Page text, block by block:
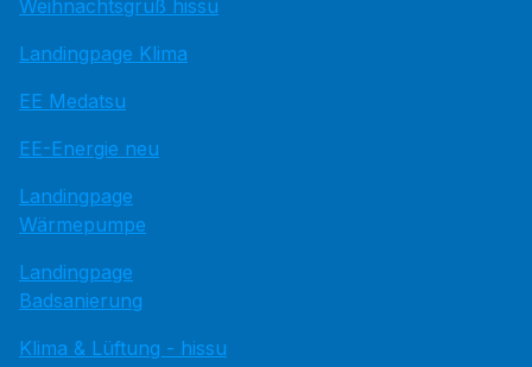
Weihnachtsgruß hissu
Landingpage Klima
EE Medatsu
EE-Energie neu
Landingpage
Wärmepumpe
Landingpage
Badsanierung
Klima & Lüftung - hissu